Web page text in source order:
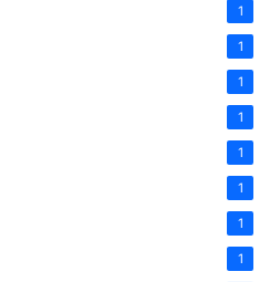
1
1
1
1
1
1
1
1